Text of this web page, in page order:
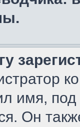
имя,
Он